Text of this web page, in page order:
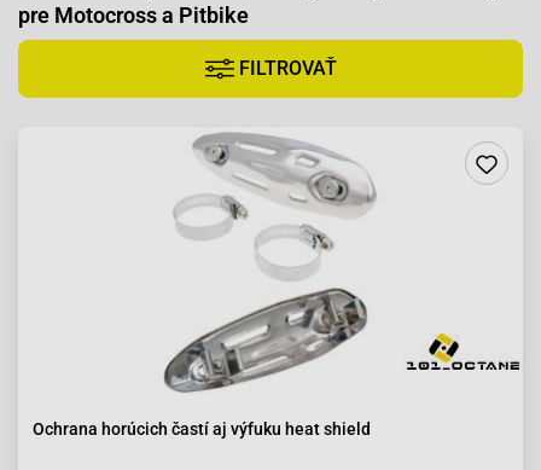
pre Motocross a Pitbike
FILTROVAŤ
Ochrana horúcich častí aj výfuku heat shield